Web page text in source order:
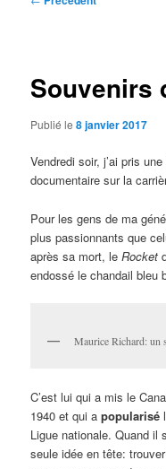
Souvenirs
Publié le8 janvier 2017
Vendredi soir, j’ai pris
documentaire sur la
Pour les gens de ma
plus passionnants que
après sa mort, leRocket
endossé le chandail bleu
Maurice Richard: un
C’est lui qui a mis le
1940 et qui apopularisé
Ligue nationale. Quand il
seule idée en tête: